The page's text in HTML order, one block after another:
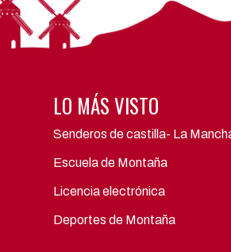
LO MÁS VISTO
Senderos de castilla- La
Escuela de Montaña
Licencia electrónica
Deportes de Montaña